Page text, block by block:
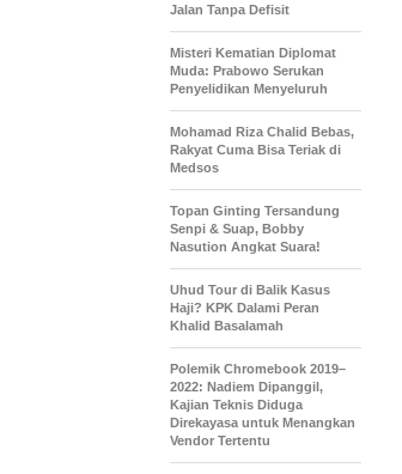
Jalan Tanpa Defisit
Misteri Kematian Diplomat
Muda: Prabowo Serukan
Penyelidikan Menyeluruh
Mohamad Riza Chalid Bebas,
Rakyat Cuma Bisa Teriak di
Medsos
Topan Ginting Tersandung
Senpi & Suap, Bobby
Nasution Angkat Suara!
Uhud Tour di Balik Kasus
Haji? KPK Dalami Peran
Khalid Basalamah
Polemik Chromebook 2019–
2022: Nadiem Dipanggil,
Kajian Teknis Diduga
Direkayasa untuk Menangkan
Vendor Tertentu